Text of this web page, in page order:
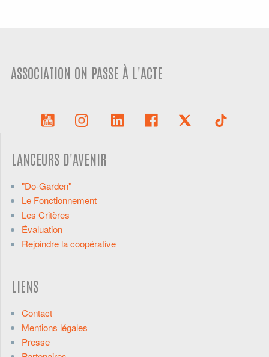
ASSOCIATION ON PASSE À L'ACTE
LANCEURS D'AVENIR
"Do-Garden"
Le Fonctionnement
Les Critères
Évaluation
Rejoindre la coopérative
LIENS
Contact
Mentions légales
Presse